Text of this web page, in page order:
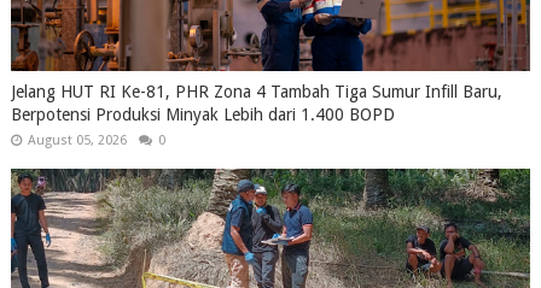
Jelang HUT RI Ke-81, PHR Zona 4 Tambah Tiga Sumur Infill Baru,
Berpotensi Produksi Minyak Lebih dari 1.400 BOPD
August 05, 2026 0